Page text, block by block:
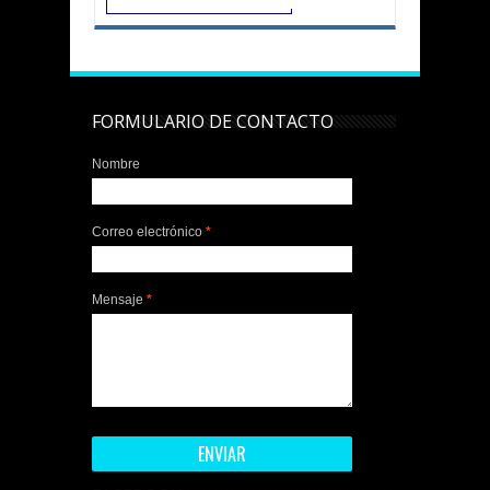
FORMULARIO DE CONTACTO
Nombre
Correo electrónico *
Mensaje *